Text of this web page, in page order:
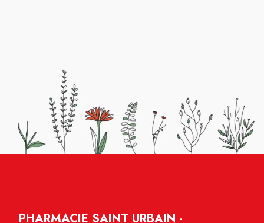
PHARMACIE SAINT URBAIN -